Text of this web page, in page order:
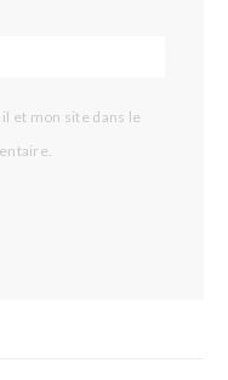
et mon site dans le